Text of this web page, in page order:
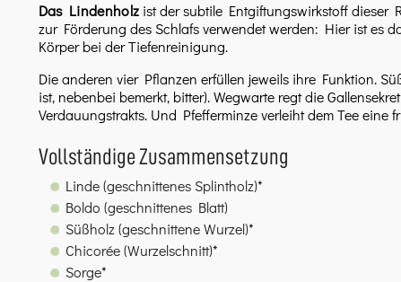
Das Lindenholz ist der subtile Entgiftungswirkstoff dieser
zur Förderung des Schlafs verwendet werden: Hier ist es
Körper bei der Tiefenreinigung.
Die anderen vier Pflanzen erfüllen jeweils ihre Funktion.
ist, nebenbei bemerkt, bitter). Wegwarte regt die
Verdauungstrakts. Und Pfefferminze verleiht dem Tee
Vollständige Zusammensetzung
Linde (geschnittenes Splintholz)*
Boldo (geschnittenes Blatt)
Süßholz (geschnittene Wurzel)*
Chicorée (Wurzelschnitt)*
Sorge*